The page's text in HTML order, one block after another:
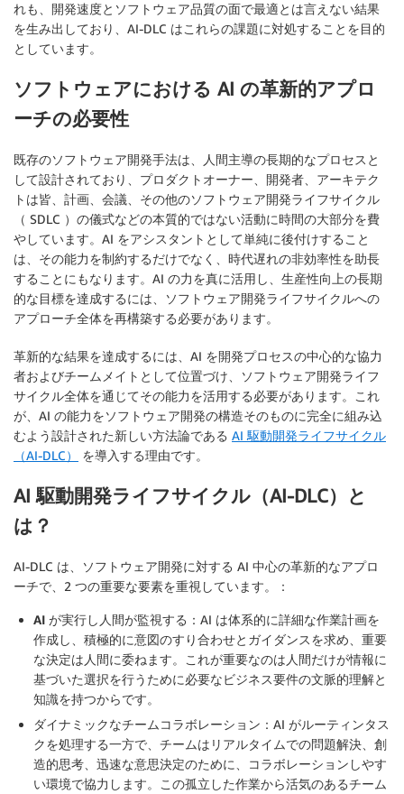
れも、開発速度とソフトウェア品質の面で最適とは言えない結果
を生み出しており、AI-DLC はこれらの課題に対処することを目的
としています。
ソフトウェアにおける AI の革新的アプロ
ーチの必要性
既存のソフトウェア開発手法は、人間主導の長期的なプロセスと
して設計されており、プロダクトオーナー、開発者、アーキテク
トは皆、計画、会議、その他のソフトウェア開発ライフサイクル
（ SDLC ）の儀式などの本質的ではない活動に時間の大部分を費
やしています。AI をアシスタントとして単純に後付けすること
は、その能力を制約するだけでなく、時代遅れの非効率性を助長
することにもなります。AI の力を真に活用し、生産性向上の長期
的な目標を達成するには、ソフトウェア開発ライフサイクルへの
アプローチ全体を再構築する必要があります。
革新的な結果を達成するには、AI を開発プロセスの中心的な協力
者およびチームメイトとして位置づけ、ソフトウェア開発ライフ
サイクル全体を通じてその能力を活用する必要があります。これ
が、AI の能力をソフトウェア開発の構造そのものに完全に組み込
むよう設計された新しい方法論である AI 駆動開発ライフサイクル
（AI-DLC）
を導入する理由です。
AI 駆動開発ライフサイクル（AI-DLC）と
は？
AI-DLC は、ソフトウェア開発に対する AI 中心の革新的なアプロ
ーチで、2 つの重要な要素を重視しています。：
AI が実行し人間が監視する ：AI は体系的に詳細な作業計画を
作成し、積極的に意図のすり合わせとガイダンスを求め、重要
な決定は人間に委ねます。これが重要なのは人間だけが情報に
基づいた選択を行うために必要なビジネス要件の文脈的理解と
知識を持つからです。
ダイナミックなチームコラボレーション ：AI がルーティンタス
クを処理する一方で、チームはリアルタイムでの問題解決、創
造的思考、迅速な意思決定のために、コラボレーションしやす
い環境で協力します。この孤立した作業から活気のあるチーム